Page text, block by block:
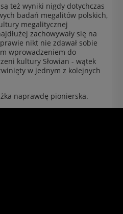
też wyniki nigdy dotychczas
badań megalitów polskich,
megalitycznej
zachowywały się na
nikt nie zdawał sobie
wprowadzeniem do
kultury Słowian - wątek
w jednym z kolejnych
naprawdę pionierska.